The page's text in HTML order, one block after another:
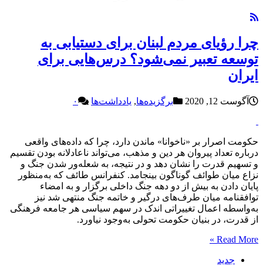
چرا رؤیای مردم لبنان برای دستیابی به
توسعه تعبیر نمی‌شود؟ درس‌هایی برای
ایران
آگوست 12, 2020 برگزیده‌ها, یادداشت‌ها ۰
حکومت اصرار بر «ناخوانا» ماندن دارد، چرا که داده‌های واقعی
درباره تعداد پیروان هر دین و مذهب، می‌تواند ناعادلانه بودن تقسیم
و تسهیم قدرت را نشان دهد و در نتیجه، به شعله‌ور شدن جنگ و
نزاع میان طوائف گوناگون بینجامد. کنفرانس طائف که به‌منظور
پایان دادن به بیش از دو دهه جنگ داخلی برگزار و به امضاء
توافقنامه میان طرف‌های درگیر و خاتمه جنگ منتهی شد نیز
به‌واسطه اعمال تغییراتی اندک در سهم سیاسی هر جامعه فرهنگی
از قدرت، در بنیان حکومت تحولی به‌وجود نیاورد.
Read More »
جدید